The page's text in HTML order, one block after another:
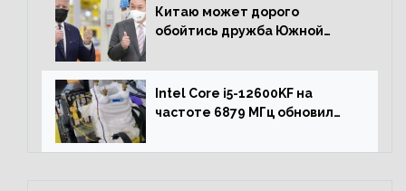
ГГц
Китаю может дорого
обойтись дружба Южной
Intel Core i5-12600KF на
частоте 6879 МГц обновил